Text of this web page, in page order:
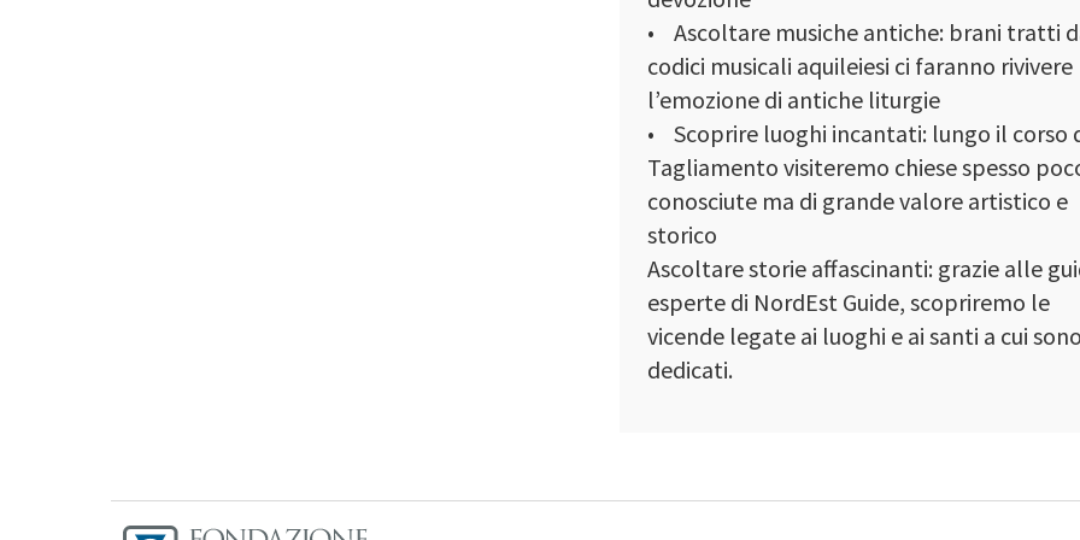
• Ascoltare musiche antiche: brani tratti
codici musicali aquileiesi ci faranno rivivere
l’emozione di antiche liturgie
• Scoprire luoghi incantati: lungo il corso
Tagliamento visiteremo chiese spesso
conosciute ma di grande valore artistico e
storico
Ascoltare storie affascinanti: grazie alle
esperte di NordEst Guide, scopriremo le
vicende legate ai luoghi e ai santi a cui sono
dedicati.